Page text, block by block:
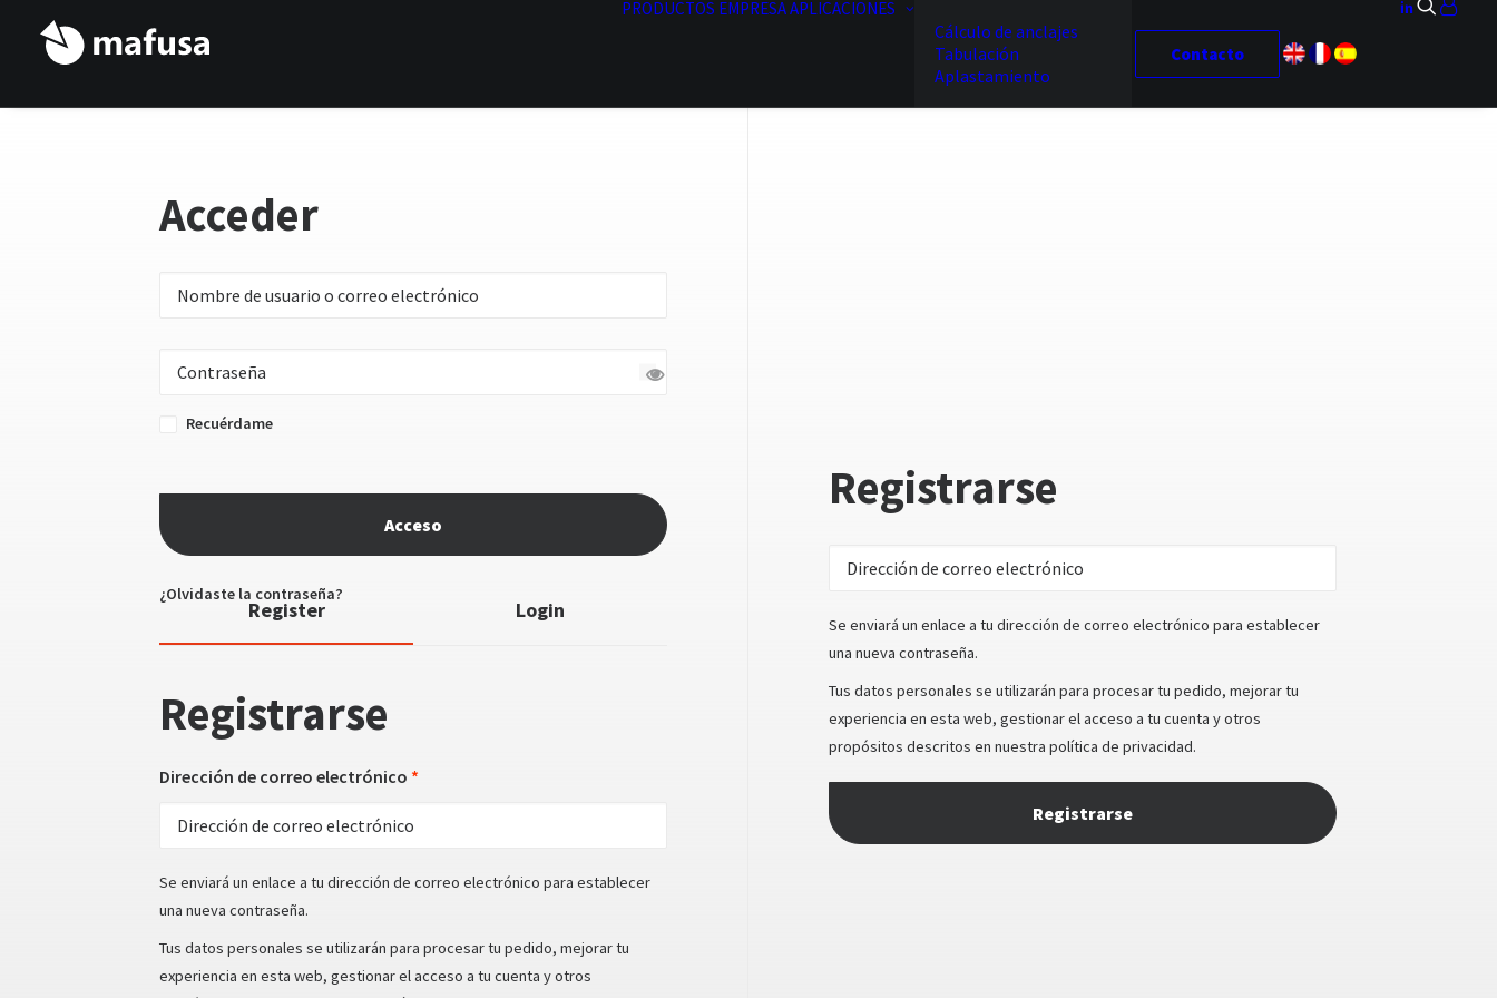
PRODUCTOS EMPRESAAPLICACIONES
Cálculo de anclajes
Tabulación
Aplastamiento
Contacto
Acceder
Recuérdame
Acceso
¿Olvidaste la contraseña?
Register Login
Registrarse
Dirección de correo electrónico *
Se enviará un enlace a tu dirección de correo electrónico para establecer
una nueva contraseña.
Tus datos personales se utilizarán para procesar tu pedido, mejorar tu
experiencia en esta web, gestionar el acceso a tu cuenta y otros
Registrarse
Se enviará un enlace a tu dirección de correo electrónico para establecer
una nueva contraseña.
Tus datos personales se utilizarán para procesar tu pedido, mejorar tu
experiencia en esta web, gestionar el acceso a tu cuenta y otros
propósitos descritos en nuestra política de privacidad.
Registrarse